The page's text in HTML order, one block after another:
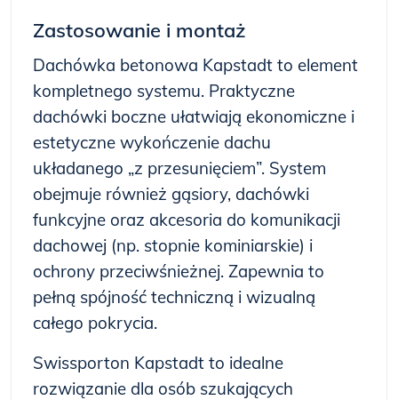
Zastosowanie i montaż
Dachówka betonowa Kapstadt to element
kompletnego systemu. Praktyczne
dachówki boczne ułatwiają ekonomiczne i
estetyczne wykończenie dachu
układanego „z przesunięciem”. System
obejmuje również gąsiory, dachówki
funkcyjne oraz akcesoria do komunikacji
dachowej (np. stopnie kominiarskie) i
ochrony przeciwśnieżnej. Zapewnia to
pełną spójność techniczną i wizualną
całego pokrycia.
Swissporton Kapstadt to idealne
rozwiązanie dla osób szukających